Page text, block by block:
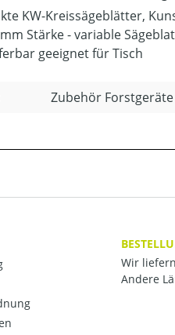
KW-Kreissägeblätter,
Stärke - variable
geeignet für Tisch
Zubehör Forstgeräte
Wir
Andere